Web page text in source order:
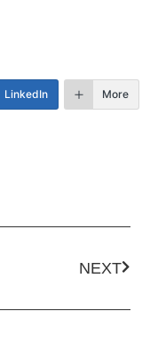
LinkedIn More
NEXT